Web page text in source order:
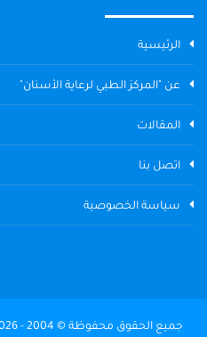
الرئيسية
عن "المركز الطبي لرعاية الأسنان"
المقالات
اتصل بنا
سياسة الخصوصية